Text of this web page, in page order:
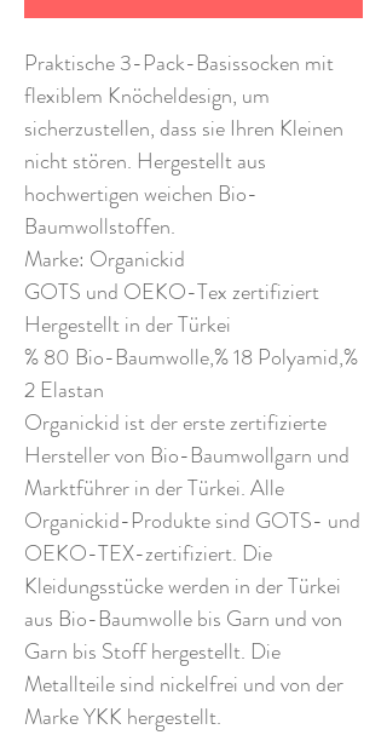
Praktische 3-Pack-Basissocken mit
flexiblem Knöcheldesign, um
sicherzustellen, dass sie Ihren Kleinen
nicht stören. Hergestellt aus
hochwertigen weichen Bio-
Baumwollstoffen.
Marke: Organickid
GOTS und OEKO-Tex zertifiziert
Hergestellt in der Türkei
% 80 Bio-Baumwolle,% 18 Polyamid,%
2 Elastan
Organickid ist der erste zertifizierte
Hersteller von Bio-Baumwollgarn und
Marktführer in der Türkei. Alle
Organickid-Produkte sind GOTS- und
OEKO-TEX-zertifiziert. Die
Kleidungsstücke werden in der Türkei
aus Bio-Baumwolle bis Garn und von
Garn bis Stoff hergestellt. Die
Metallteile sind nickelfrei und von der
Marke YKK hergestellt.